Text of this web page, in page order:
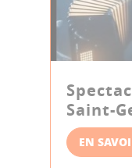
Saint-
EN